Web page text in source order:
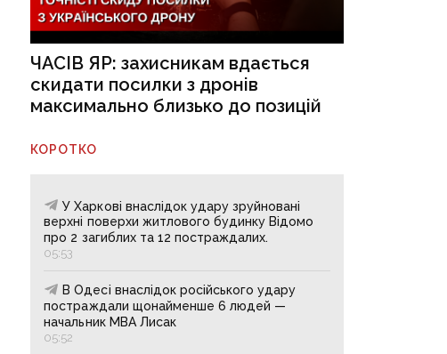
ЧАСІВ ЯР: захисникам вдається
скидати посилки з дронів
максимально близько до позицій
КОРОТКО
У Харкові внаслідок удару зруйновані
верхні поверхи житлового будинку Відомо
про 2 загиблих та 12 постраждалих.
05:53
В Одесі внаслідок російського удару
постраждали щонайменше 6 людей —
начальник МВА Лисак
05:52